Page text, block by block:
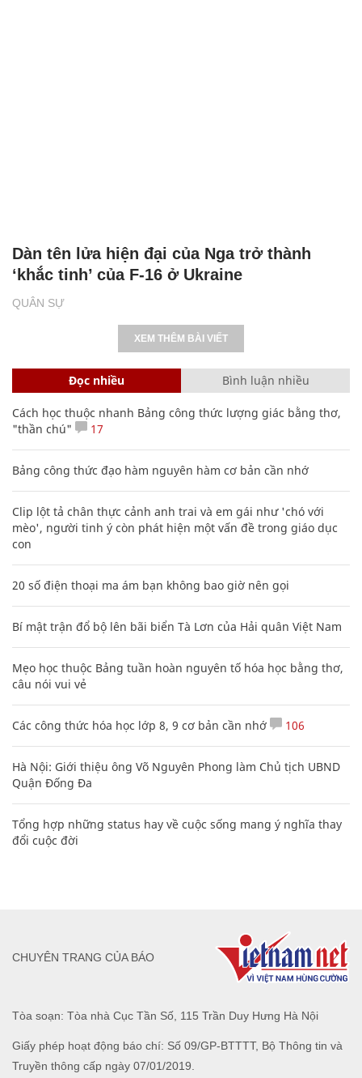
QUÂN SỰ
Dàn tên lửa hiện đại của Nga trở thành
‘khắc tinh’ của F-16 ở Ukraine
XEM THÊM BÀI VIẾT
Đọc nhiều Bình luận nhiều
Cách học thuộc nhanh Bảng công thức lượng giác bằng thơ,
"thần chú"
17
Bảng công thức đạo hàm nguyên hàm cơ bản cần nhớ
Clip lột tả chân thực cảnh anh trai và em gái như 'chó với
mèo', người tinh ý còn phát hiện một vấn đề trong giáo dục
con
20 số điện thoại ma ám bạn không bao giờ nên gọi
Bí mật trận đổ bộ lên bãi biển Tà Lơn của Hải quân Việt Nam
Mẹo học thuộc Bảng tuần hoàn nguyên tố hóa học bằng thơ,
câu nói vui vẻ
Các công thức hóa học lớp 8, 9 cơ bản cần nhớ 106
Hà Nội: Giới thiệu ông Võ Nguyên Phong làm Chủ tịch UBND
Quận Đống Đa
Tổng hợp những status hay về cuộc sống mang ý nghĩa thay
đổi cuộc đời
Tòa soạn: Tòa nhà Cục Tần Số, 115 Trần Duy Hưng Hà Nội
Giấy phép hoạt động báo chí: Số 09/GP-BTTTT, Bộ Thông tin và
Truyền thông cấp ngày 07/01/2019.
CHUYÊN TRANG CỦA BÁO